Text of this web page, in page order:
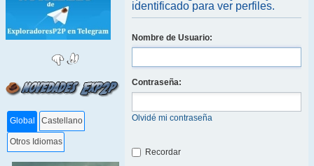
Global Castellano
Otros Idiomas
identificado para ver perfiles.
Nombre de Usuario:
Contraseña:
Olvidé mi contraseña
Recordar